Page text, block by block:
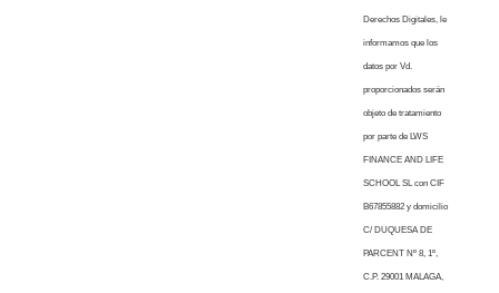
Derechos Digitales, le
informamos que los
datos por Vd.
proporcionados serán
objeto de tratamiento
por parte de LWS
FINANCE AND LIFE
SCHOOL SL con CIF
B67855882 y domicilio
C/ DUQUESA DE
PARCENT Nº 8, 1º,
C.P. 29001 MALAGA,